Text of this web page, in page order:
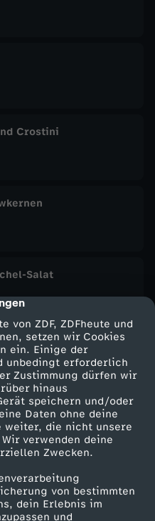
von ZDF, ZDFheute und
setzen wir Cookies
ein. Einige der
unbedingt erforderlich
Zustimmung dürfen wir
hinaus
speichern und/oder
Daten ohne deine
die nicht unsere
verwenden deine
Zwecken.
von bestimmten
dein Erlebnis im
und
Crostini
Salat
Grünkohlchips